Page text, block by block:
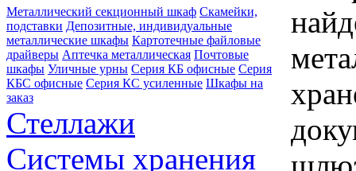
Металлический секционный шкаф Скамейки,
подставки Депозитные, индивидуальные
металлические шкафы Картотечные файловые
драйверы Аптечка металлическая Почтовые
шкафы Уличные урны Серия КБ офисные Серия
КБС офисные Серия КC усиленные Шкафы на
заказ
Стеллажи
Системы хранения